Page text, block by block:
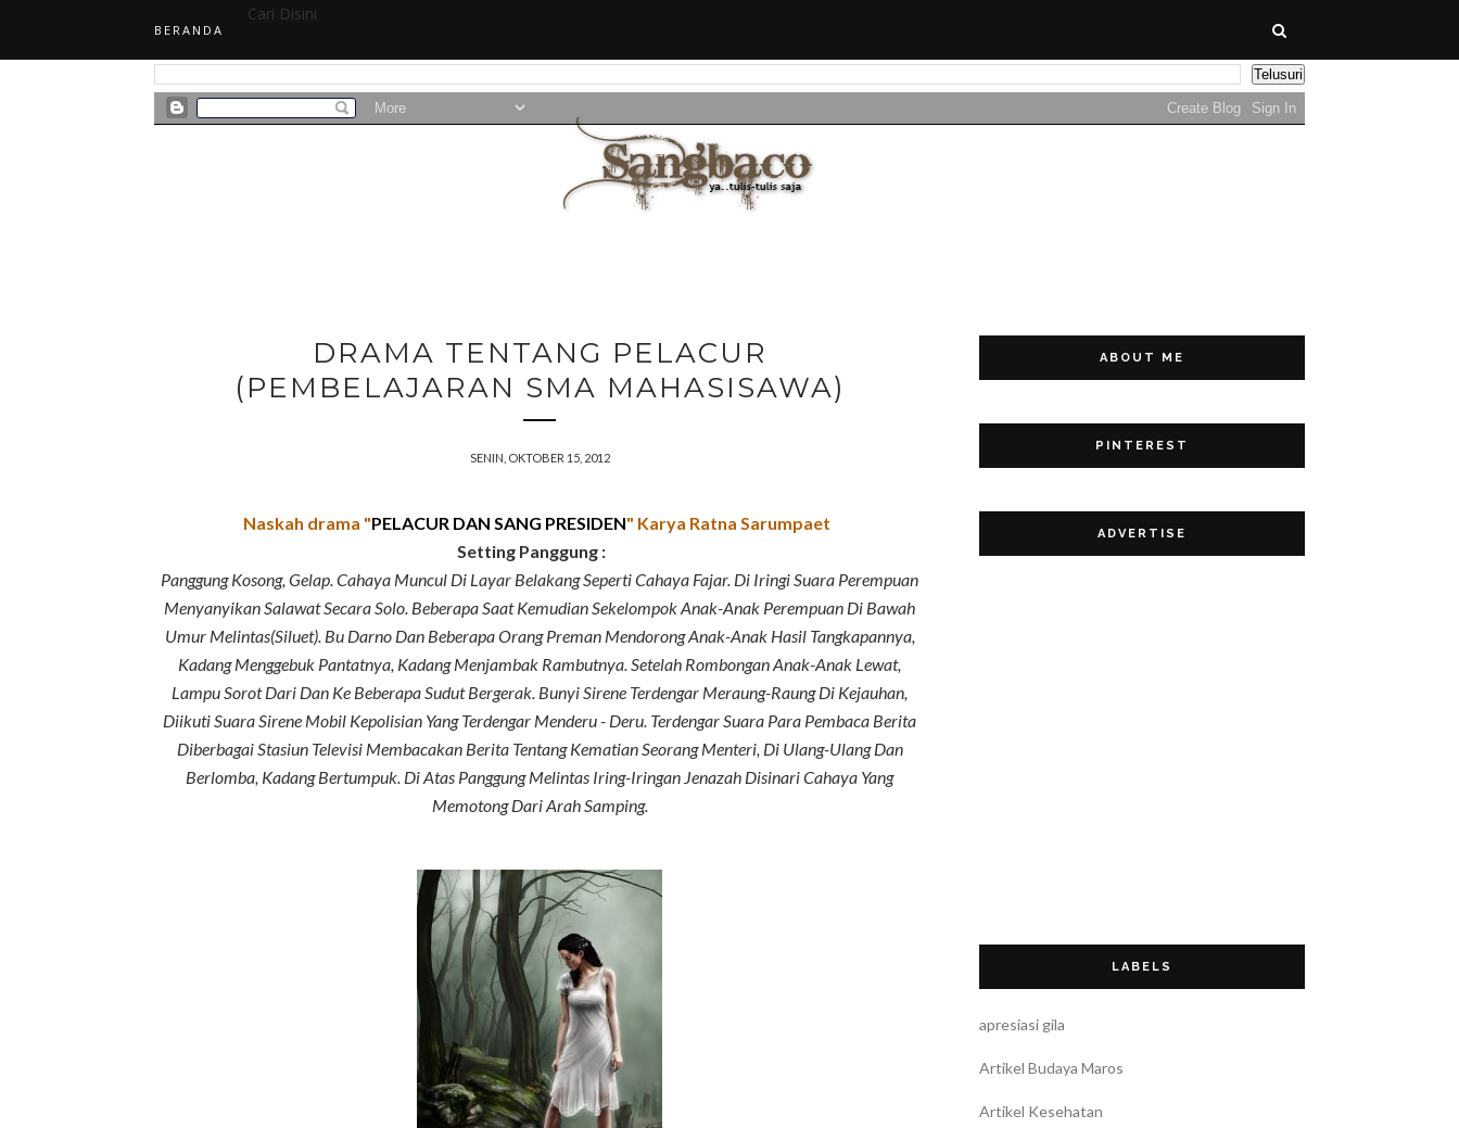
BERANDA
Cari Disini
DRAMA TENTANG PELACUR
(PEMBELAJARAN SMA MAHASISAWA)
SENIN, OKTOBER 15, 2012
Naskah drama "PELACUR DAN SANG PRESIDEN" Karya Ratna Sarumpaet
Setting Panggung :
Panggung Kosong, Gelap. Cahaya Muncul Di Layar Belakang Seperti Cahaya Fajar. Di Iringi Suara Perempuan
Menyanyikan Salawat Secara Solo. Beberapa Saat Kemudian Sekelompok Anak-Anak Perempuan Di Bawah
Umur Melintas(Siluet). Bu Darno Dan Beberapa Orang Preman Mendorong Anak-Anak Hasil Tangkapannya,
Kadang Menggebuk Pantatnya, Kadang Menjambak Rambutnya. Setelah Rombongan Anak-Anak Lewat,
Lampu Sorot Dari Dan Ke Beberapa Sudut Bergerak. Bunyi Sirene Terdengar Meraung-Raung Di Kejauhan,
Diikuti Suara Sirene Mobil Kepolisian Yang Terdengar Menderu - Deru. Terdengar Suara Para Pembaca Berita
Diberbagai Stasiun Televisi Membacakan Berita Tentang Kematian Seorang Menteri, Di Ulang-Ulang Dan
Berlomba, Kadang Bertumpuk. Di Atas Panggung Melintas Iring-Iringan Jenazah Disinari Cahaya Yang
Memotong Dari Arah Samping.
ABOUT ME
PINTEREST
ADVERTISE
LABELS
apresiasi gila
Artikel Budaya Maros
Artikel Kesehatan